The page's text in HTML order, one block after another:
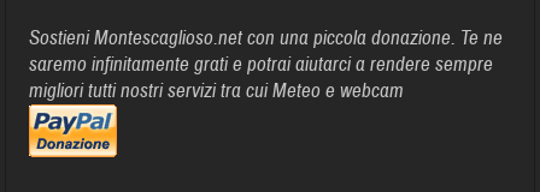
Sostieni Montescaglioso.net con una piccola donazione. Te ne
saremo infinitamente grati e potrai aiutarci a rendere sempre
migliori tutti nostri servizi tra cui Meteo e webcam